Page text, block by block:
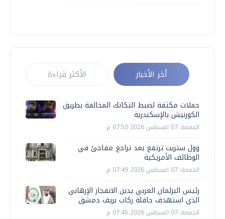
أخر الأخبار الأكثر قراءة
حملات مكثفة لضبط التكاتك المخالفة بطريق
الكورنيش بالإسكندرية
الجمعة، 07 اغسطس 2026 07:50 م
وول ستريت ترتفع بعد تراجع مفاجئ في
الوظائف الأمريكية
الجمعة، 07 اغسطس 2026 07:49 م
رئيس البرلمان العربي يدين الانفجار الإرهابي
الذي استهدف حافلة ركاب بريف دمشق
الجمعة، 07 اغسطس 2026 07:46 م